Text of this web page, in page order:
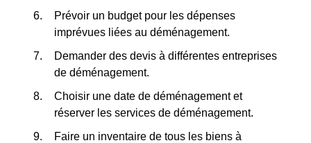
Prévoir un budget pour les dépenses
imprévues liées au déménagement.
Demander des devis à différentes entreprises
de déménagement.
Choisir une date de déménagement et
réserver les services de déménagement.
Faire un inventaire de tous les biens à